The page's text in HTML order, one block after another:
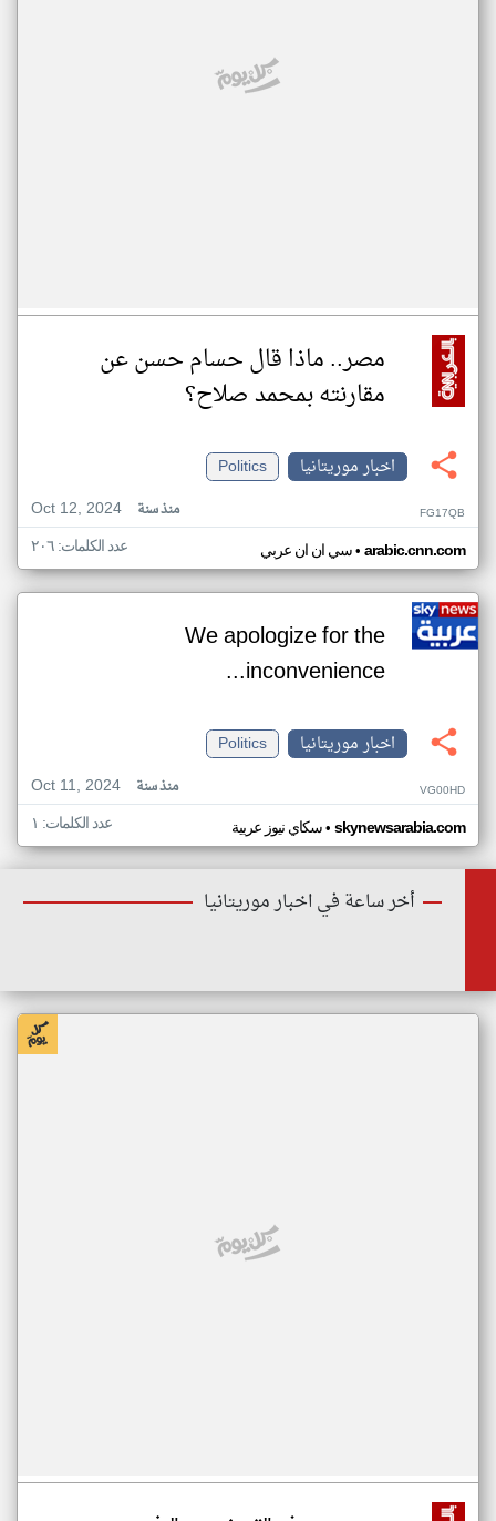
مصر.. ماذا قال حسام حسن عن
مقارنته بمحمد صلاح؟
اخبار موريتانيا
Politics
Oct 12, 2024
منذ سنة FG17QB
سي ان ان عربي• arabic.cnn.com عدد الكلمات: ٢٠٦
We apologize for the
inconvenience...
اخبار موريتانيا
Politics
Oct 11, 2024
منذ سنة VG00HD
سكاي نيوز عربية• skynewsarabia.com عدد الكلمات: ١
أخر ساعة في اخبار موريتانيا